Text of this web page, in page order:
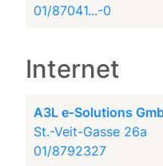
01/87041...-0
Internet
A3L e-Solutions
St.-Veit-Gasse 26a
01/8792327